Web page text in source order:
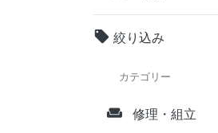
local_offer 絞り込み
カテゴリー
weekend 修理・組立